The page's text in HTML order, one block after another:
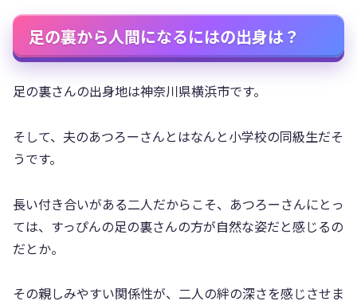
足の裏から人間になるにはの出身は？
足の裏さんの出身地は神奈川県横浜市です。
そして、夫のあつろーさんとはなんと小学校の同級生だそ
うです。
長い付き合いがある二人だからこそ、あつろーさんにとっ
ては、すっぴんの足の裏さんの方が自然な姿だと感じるの
だとか。
その親しみやすい関係性が、二人の絆の深さを感じさせま